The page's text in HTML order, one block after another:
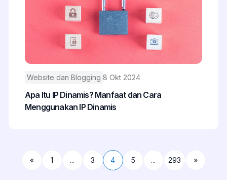
Website dan Blogging 8 Okt 2024
Apa Itu IP Dinamis? Manfaat dan Cara
Menggunakan IP Dinamis
« 1 ... 3 4 5 ... 293 »